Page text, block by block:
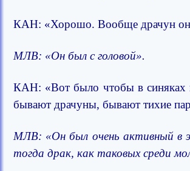
КАН: «Хорошо. Вообще драчун
МЛВ: «Он был с головой».
КАН: «Вот было чтобы в синяках
бывают драчуны, бывают тихие
МЛВ: «Он был очень активный в
тогда драк, как таковых среди